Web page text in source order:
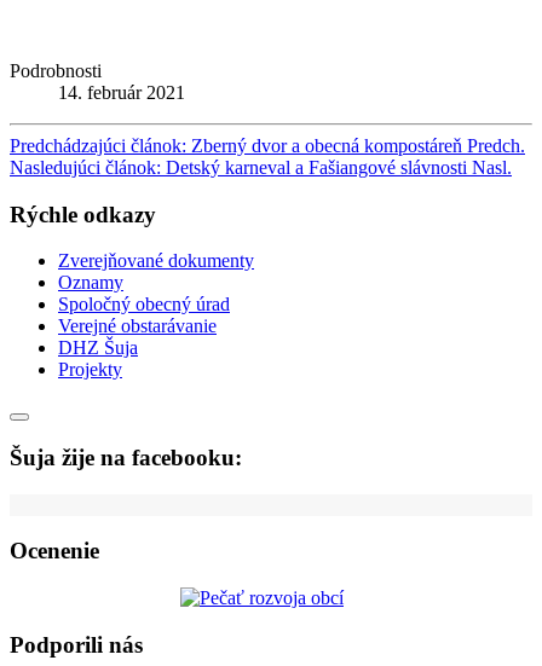
Podrobnosti
14. február 2021
Predchádzajúci článok: Zberný dvor a obecná kompostáreň Predch.
Nasledujúci článok: Detský karneval a Fašiangové slávnosti Nasl.
Rýchle odkazy
Zverejňované dokumenty
Oznamy
Spoločný obecný úrad
Verejné obstarávanie
DHZ Šuja
Projekty
Šuja žije na facebooku:
Ocenenie
Podporili nás